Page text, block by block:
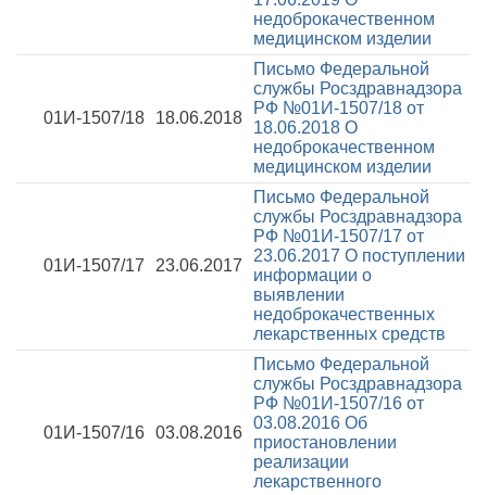
недоброкачественном
медицинском изделии
01И-1507/18 18.06.2018
Письмо Федеральной
службы Росздравнадзора
РФ №01И-1507/18 от
18.06.2018 О
недоброкачественном
медицинском изделии
01И-1507/17 23.06.2017
Письмо Федеральной
службы Росздравнадзора
РФ №01И-1507/17 от
23.06.2017 О поступлении
информации о
выявлении
недоброкачественных
лекарственных средств
01И-1507/16 03.08.2016
Письмо Федеральной
службы Росздравнадзора
РФ №01И-1507/16 от
03.08.2016 Об
приостановлении
реализации
лекарственного